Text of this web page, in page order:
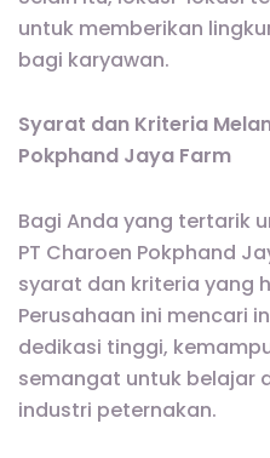
untuk memberikan
bagi karyawan.
Syarat dan Kriteria
Pokphand Jaya Farm
Bagi Anda yang tertarik
PT Charoen Pokphand
syarat dan kriteria yang
Perusahaan ini mencari
dedikasi tinggi,
semangat untuk belajar
industri peternakan.